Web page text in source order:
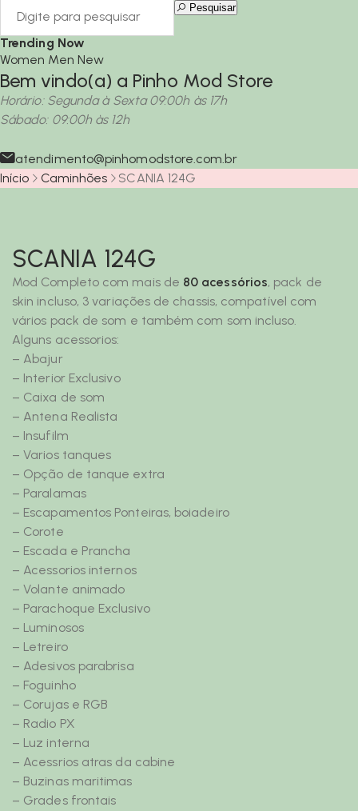
Pesquisar
Trending Now
Women Men New
Bem vindo(a) a Pinho Mod Store
Horário: Segunda à Sexta 09:00h às 17h
Sábado: 09:00h às 12h
atendimento@pinhomodstore.com.br
Início
Caminhões SCANIA 124G
SCANIA 124G
Mod Completo com mais de 80 acessórios, pack de
skin incluso, 3 variações de chassis, compatível com
vários pack de som e também com som incluso.
Alguns acessorios:
– Abajur
– Interior Exclusivo
– Caixa de som
– Antena Realista
– Insufilm
– Varios tanques
– Opção de tanque extra
– Paralamas
– Escapamentos Ponteiras, boiadeiro
– Corote
– Escada e Prancha
– Acessorios internos
– Volante animado
– Parachoque Exclusivo
– Luminosos
– Letreiro
– Adesivos parabrisa
– Foguinho
– Corujas e RGB
– Radio PX
– Luz interna
– Acessrios atras da cabine
– Buzinas maritimas
– Grades frontais